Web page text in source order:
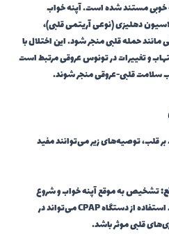
خوبی مستند شده است. آپنه خواب
دهلیزی (نوعی آریتمی قلبی)،
مانند حمله قلبی منجر شود. این اختلال با
و تغییرات در تونوس عروقی مرتبط است
سلامت قلبی-عروقی منجر شوند.
بر قلب، توصیه‌های زیر می‌توانند مفید
تشخیص به موقع آپنه خواب و شروع
درمان‌های مناسب مانند استفاده از دستگاه CPAP می‌تواند در
قلبی موثر باشد.